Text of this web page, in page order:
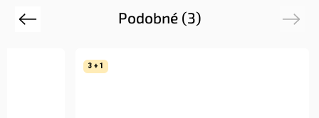
Podobné (3)
Previous
3 + 1
Next